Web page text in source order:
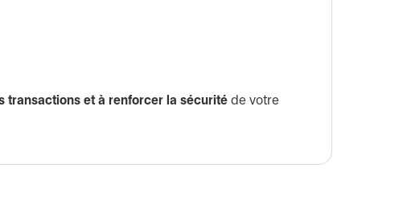
transactions et à renforcer la sécurité de votre